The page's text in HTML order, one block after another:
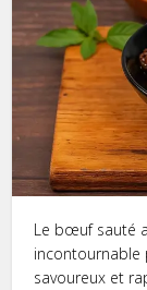
Le bœuf sauté
incontournable
savoureux et